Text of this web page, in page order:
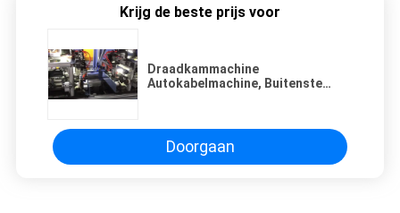
Krijg de beste prijs voor
Draadkammachine
Autokabelmachine, Buitenste
Doorgaan